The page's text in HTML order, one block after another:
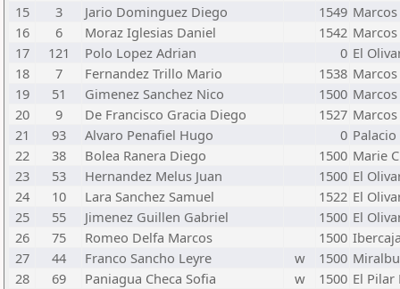
15
3 Jario Dominguez Diego 1549
16
6 Moraz Iglesias Daniel 1542
17
121 Polo Lopez Adrian 0 El
18
7 Fernandez Trillo Mario 1538
19
51 Gimenez Sanchez Nico 1500
20
9 De Francisco Gracia Diego 1527
21
93 Alvaro Penafiel Hugo 0
22
38 Bolea Ranera Diego 1500 Marie
23
53 Hernandez Melus Juan 1500 El
24
10 Lara Sanchez Samuel 1522 El
25
55 Jimenez Guillen Gabriel 1500 El
26
75 Romeo Delfa Marcos 1500
27
44 Franco Sancho Leyre w 1500
28
69 Paniagua Checa Sofia w 1500 El Pilar